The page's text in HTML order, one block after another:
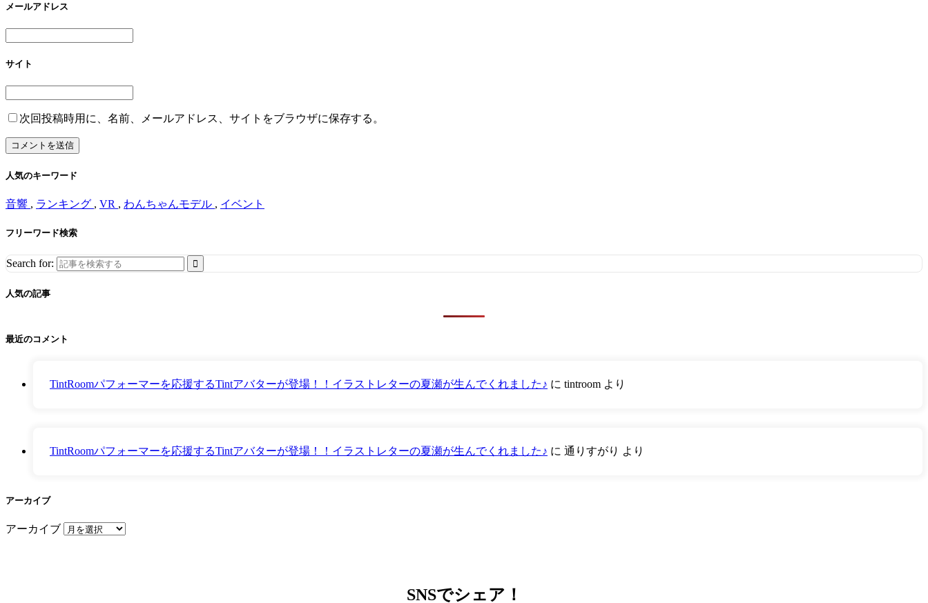
メールアドレス
サイト
次回投稿時用に、名前、メールアドレス、サイトをブラウザに保存する。
人気のキーワード
音響 , ランキング , VR , わんちゃんモデル , イベント
フリーワード検索
Search for:
人気の記事
最近のコメント
TintRoomパフォーマーを応援するTintアバターが登場！！イラストレターの夏瀬が生んでくれました♪ に tintroom より
TintRoomパフォーマーを応援するTintアバターが登場！！イラストレターの夏瀬が生んでくれました♪ に 通りすがり より
アーカイブ
アーカイブ
SNSでシェア！